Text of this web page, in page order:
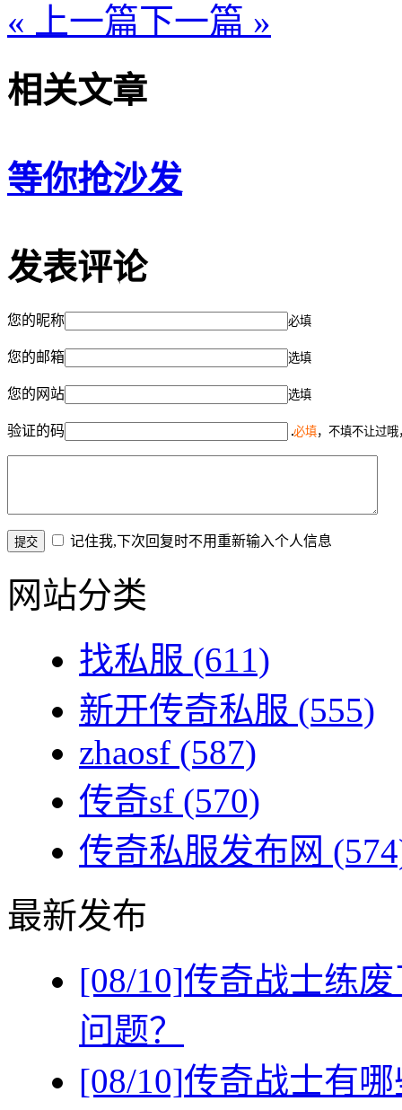
« 上一篇下一篇 »
相关文章
等你抢沙发
发表评论
您的昵称 必填
您的邮箱 选填
您的网站 选填
验证的码 必填，不填不让过
记住我,下次回复时不用重新输入个人信息
网站分类
找私服 (611)
新开传奇私服 (555)
zhaosf (587)
传奇sf (570)
传奇私服发布网
最新发布
[08/10]传奇战士练
问题？
[08/10]传奇战士有